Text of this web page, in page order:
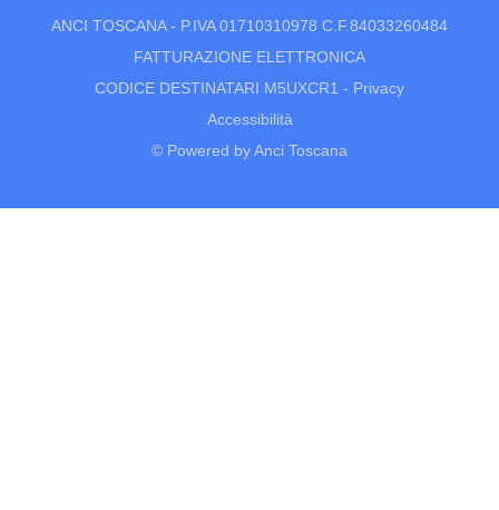
ANCI TOSCANA - P.IVA 01710310978 C.F.84033260484
FATTURAZIONE ELETTRONICA
CODICE DESTINATARI M5UXCR1 - Privacy
Accessibilità
© Powered by Anci Toscana